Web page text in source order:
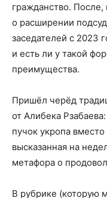
гражданство.
о расширении
заседателей с 2023
и есть ли у такой
преимущества.
Пришёл черёд
от Алибека
пучок укропа
высказанная на
метафора о
В рубрике (которую